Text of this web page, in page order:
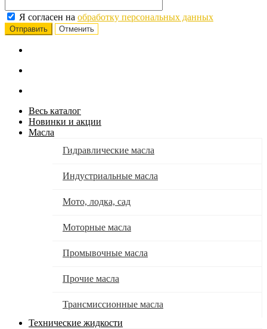
Я согласен на обработку персональных данных
Отменить
Весь каталог
Новинки и акции
Масла
Гидравлические масла
Индустриальные масла
Мото, лодка, сад
Моторные масла
Промывочные масла
Прочие масла
Трансмиссионные масла
Технические жидкости